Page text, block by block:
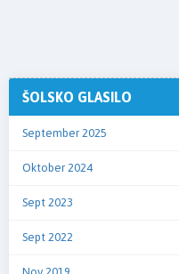
ŠOLSKO GLASILO
September 2025
Oktober 2024
Sept 2023
Sept 2022